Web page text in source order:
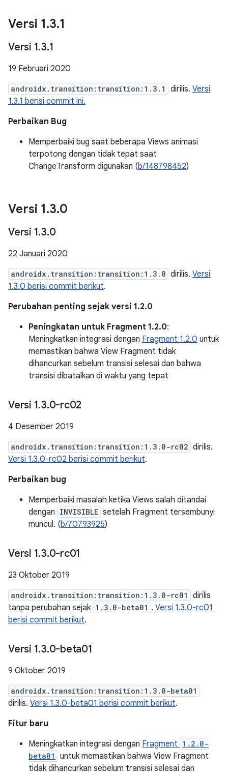
Versi 1.3.1
Versi 1.3.1
19 Februari 2020
androidx.transition:transition:1.3.1 dirilis. Versi
1.3.1 berisi commit ini.
Perbaikan Bug
Memperbaiki bug saat beberapa Views animasi
terpotong dengan tidak tepat saat
ChangeTransform digunakan (b/148798452)
Versi 1.3.0
Versi 1.3.0
22 Januari 2020
androidx.transition:transition:1.3.0 dirilis. Versi
1.3.0 berisi commit berikut.
Perubahan penting sejak versi 1.2.0
Peningkatan untuk Fragment 1.2.0:
Meningkatkan integrasi dengan Fragment 1.2.0 untuk
memastikan bahwa View Fragment tidak
dihancurkan sebelum transisi selesai dan bahwa
transisi dibatalkan di waktu yang tepat
Versi 1.3.0-rc02
4 Desember 2019
androidx.transition:transition:1.3.0-rc02 dirilis.
Versi 1.3.0-rc02 berisi commit berikut.
Perbaikan bug
Memperbaiki masalah ketika Views salah ditandai
dengan INVISIBLE setelah Fragment tersembunyi
muncul. (b/70793925)
Versi 1.3.0-rc01
23 Oktober 2019
androidx.transition:transition:1.3.0-rc01
dirilis
tanpa perubahan sejak 1.3.0-beta01 . Versi 1.3.0-rc01
berisi commit berikut.
Versi 1.3.0-beta01
9 Oktober 2019
androidx.transition:transition:1.3.0-beta01
dirilis. Versi 1.3.0-beta01 berisi commit berikut.
Fitur baru
Meningkatkan integrasi dengan Fragment 1.2.0-
beta01
untuk memastikan bahwa View Fragment
tidak dihancurkan sebelum transisi selesai dan